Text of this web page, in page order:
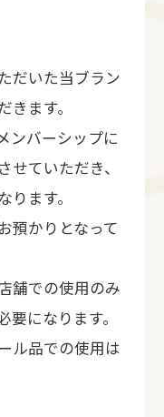
だいた当ブラン
ます。
ンバーシップに
せていただき、
ます。
預かりとなって
舗での使用のみ
になります。
ル品での使用は